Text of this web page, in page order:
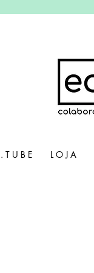
T U B E L O J A